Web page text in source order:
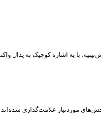
با یه اشاره کوچیک به پدال
موردنیاز علامت‌گذاری شده‌اند